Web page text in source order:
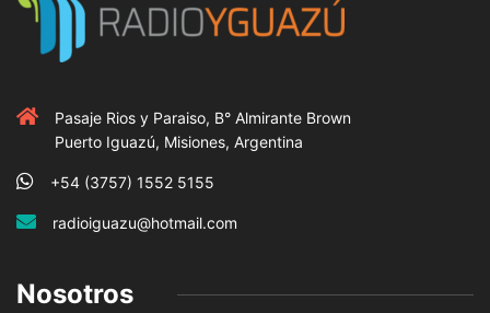
Pasaje Rios y Paraiso, B° Almirante Brown
Puerto Iguazú, Misiones, Argentina
+54 (3757) 1552 5155
radioiguazu@hotmail.com
Nosotros